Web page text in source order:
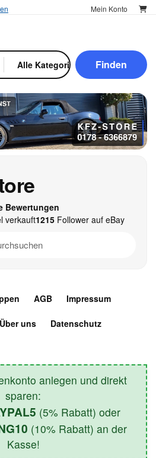
Mein Konto
Finden
Bewertungen
verkauft1215Follower auf eBay
AGB Impressum
Über uns Datenschutz
anlegen und direkt
sparen:
(5% Rabatt) oder
(10% Rabatt) an der
Kasse!